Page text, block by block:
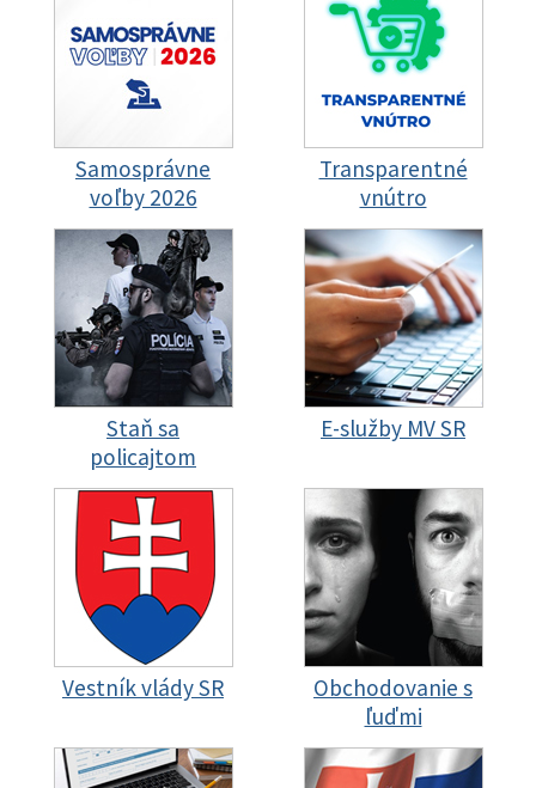
Samosprávne
voľby 2026
Transparentné
vnútro
Staň sa
policajtom
E-služby MV SR
Vestník vlády SR
Obchodovanie s
ľuďmi